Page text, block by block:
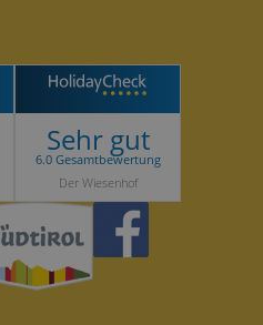
Sehr gut
6.0 Gesamtbewertung
Der Wiesenhof